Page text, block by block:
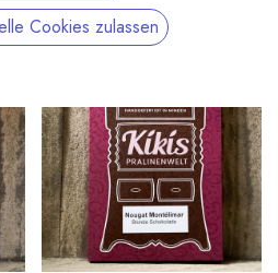
Cookies zulassen